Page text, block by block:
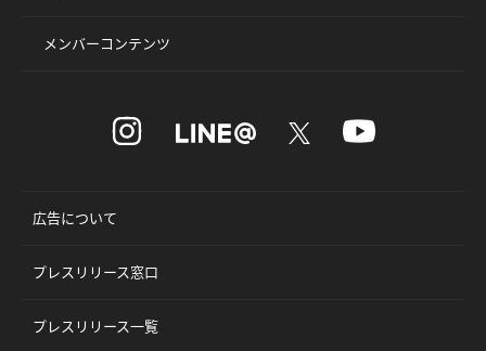
メンバーコンテンツ
広告について
プレスリリース窓口
プレスリリース一覧